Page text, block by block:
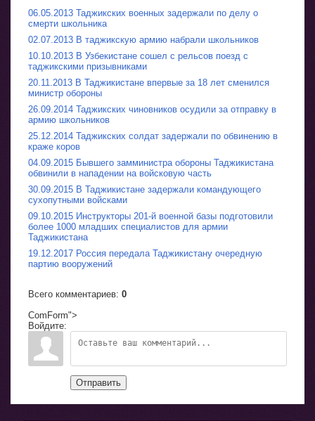
06.05.2013 Таджикских военных задержали по делу о
смерти школьника
02.07.2013 В таджикскую армию набрали школьников
10.10.2013 В Узбекистане сошел с рельсов поезд с
таджикскими призывниками
20.11.2013 В Таджикистане впервые за 18 лет сменился
министр обороны
26.09.2014 Таджикских чиновников осудили за отправку в
армию школьников
25.12.2014 Таджикских солдат задержали по обвинению в
краже коров
04.09.2015 Бывшего замминистра обороны Таджикистана
обвинили в нападении на войсковую часть
30.09.2015 В Таджикистане задержали командующего
сухопутными войсками
09.10.2015 Инструкторы 201-й военной базы подготовили
более 1000 младших специалистов для армии
Таджикистана
19.12.2017 Россия передала Таджикистану очередную
партию вооружений
Всего комментариев: 0
ComForm">
Войдите:
Отправить